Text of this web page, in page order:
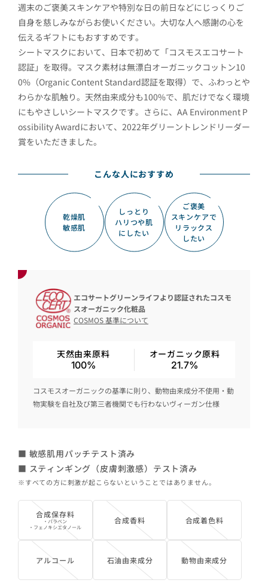
週末のご褒美スキンケアや特別な日の前日などにじっくりご
自身を慈しみながらお使いください。大切な人へ感謝の心を
伝えるギフトにもおすすめです。
シートマスクにおいて、日本で初めて「コスモスエコサート
認証」を取得。マスク素材は無漂白オーガニックコットン10
0%（Organic Content Standard認証を取得）で、ふわっとや
わらかな肌触り。天然由来成分も100%で、肌だけでなく環境
にもやさしいシートマスクです。さらに、AA Environment P
ossibility Awardにおいて、2022年グリーントレンドリーダー
賞をいただきました。
こんな人におすすめ
乾燥肌
敏感肌
しっとり
ハリつや肌
にしたい
ご褒美
スキンケアで
リラックス
したい
エコサートグリーンライフより認証されたコスモ
スオーガニック化粧品
COSMOS 基準について
天然由来原料
100%
オーガニック原料
21.7%
コスモスオーガニックの基準に則り、動物由来成分不使用・動
物実験を自社及び第三者機関でも行わないヴィーガン仕様
■ 敏感肌用パッチテスト済み
■ スティンギング（皮膚刺激感）テスト済み
※すべての方に刺激が起こらないということではありません。
合成保存料
・パラベン
・フェノキシエタノール
合成香料 合成着色料
アルコール 石油由来成分 動物由来成分